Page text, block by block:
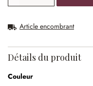
Article encombrant
Détails du produit
Couleur